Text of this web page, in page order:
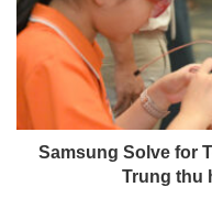
Samsung Solve for
Trung thu